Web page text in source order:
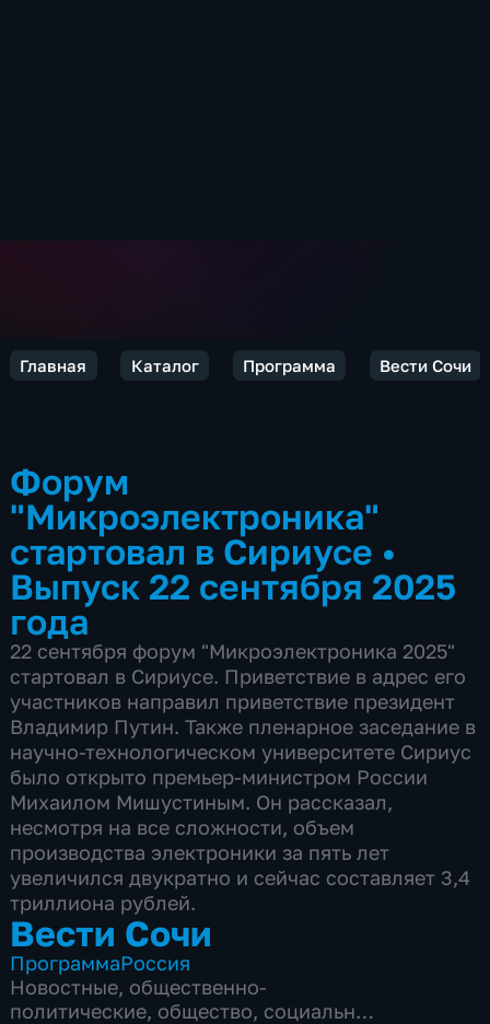
Главная Каталог Программа Вести Сочи
Форум
"Микроэлектроника"
стартовал в Сириусе •
Выпуск 22 сентября 2025
года
22 сентября форум "Микроэлектроника 2025"
стартовал в Сириусе. Приветствие в адрес его
участников направил приветствие президент
Владимир Путин. Также пленарное заседание в
научно-технологическом университете Сириус
было открыто премьер-министром России
Михаилом Мишустиным. Он рассказал,
несмотря на все сложности, объем
производства электроники за пять лет
увеличился двукратно и сейчас составляет 3,4
триллиона рублей.
Вести Сочи
ПрограммаРоссия
Новостные, общественно-
политические, общество, социально-